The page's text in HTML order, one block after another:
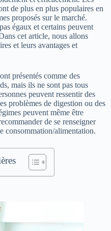
de plus en plus populaires en
proposés sur le marché.
égaux et certains peuvent
cet article, nous allons
et leurs avantages et
présentés comme des
mais ils ne sont pas tous
peuvent ressentir des
problèmes de digestion ou des
peuvent même être
de se renseigner
consommation/alimentation.